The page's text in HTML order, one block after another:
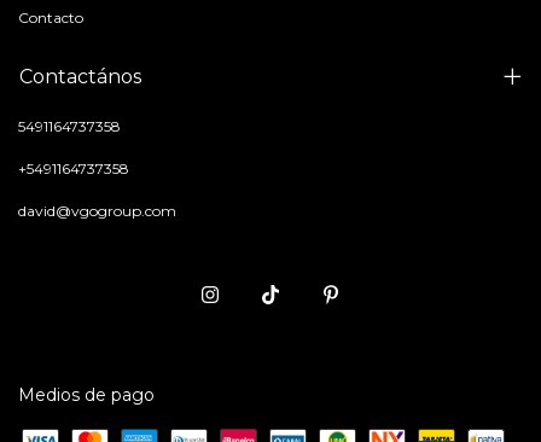
Contacto
Contactános
5491164737358
+5491164737358
david@vgogroup.com
Medios de pago